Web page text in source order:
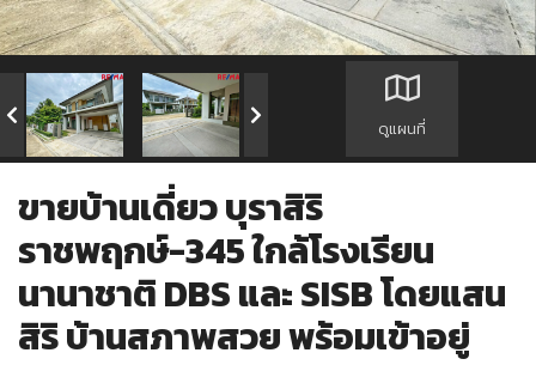
ดูแผนที่
ขายบ้านเดี่ยว บุราสิริ
ราชพฤกษ์-345 ใกล้โรงเรียน
นานาชาติ DBS และ SISB โดยแสน
สิริ บ้านสภาพสวย พร้อมเข้าอยู่